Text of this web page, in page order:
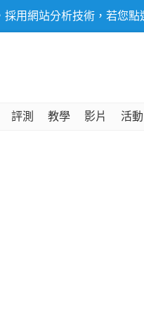
用網站分析技術，若您
評測 教學 影片 活動